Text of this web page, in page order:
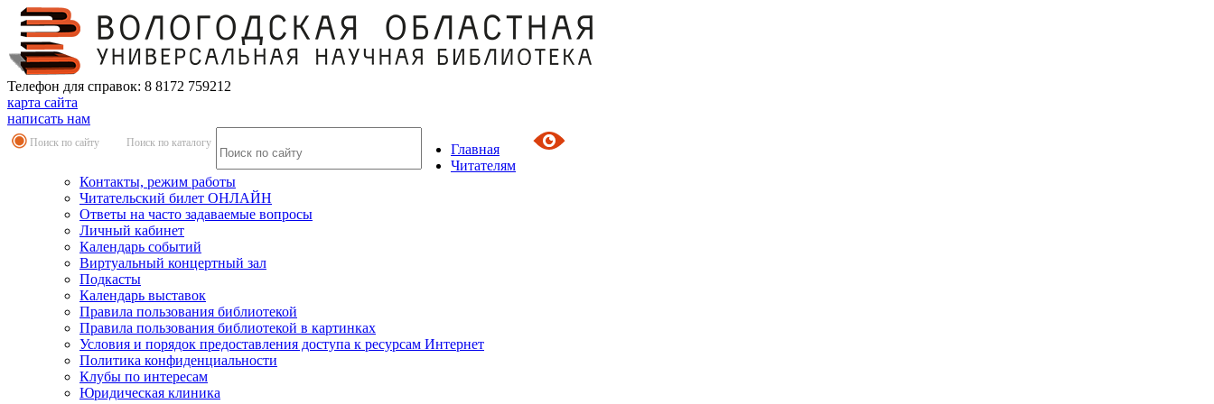
Телефон для справок: 8 8172 759212
карта сайта
написать нам
Поиск по сайту Поиск по каталогу
Главная
Читателям
Контакты, режим работы
Читательский билет ОНЛАЙН
Ответы на часто задаваемые вопросы
Личный кабинет
Календарь событий
Виртуальный концертный зал
Подкасты
Календарь выставок
Правила пользования библиотекой
Правила пользования библиотекой в картинках
Условия и порядок предоставления доступа к ресурсам Интернет
Политика конфиденциальности
Клубы по интересам
Юридическая клиника